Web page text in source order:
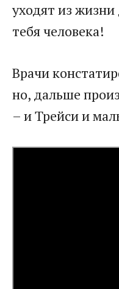
уходят из
тебя человека!
Врачи
но, дальше
– и Трейси и